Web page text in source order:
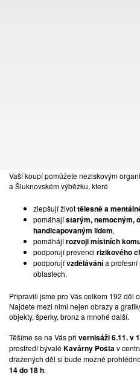
157
ŠÁRKA RADOVÁ
HNÍZDO, 2016
kamenina | p. 23 cm; v. 12 cm | signováno
*1949 Praha
Keramička, sochařka. UMPRUM (O.
užitkové i drobné plastice, avšak stále
VYVOLÁVACÍ CENA:8 000 Kč
VYDRAŽENO ZA:9 500 Kč
Vaší koupí pomůžete neziskovým
a Šluknovském výběžku, které
zlepšují živottělesně a
pomáhajístarým, nemocným,
handicapovaným lidem,
pomáhájírozvoji místních
podporují prevenci rizikového
podporujívzdělávánía profesní
oblastech.
Připravili jsme pro Vás celkem 192 děl
Najdete mezi nimi nejen obrazy a
objekty, šperky, bronz a mnohé další.
Těšíme se na Vás při vernisáži 6.11. v
prostředí bývaléKavárny Poštav
dražených děl si bude možné
14 do 18 h.